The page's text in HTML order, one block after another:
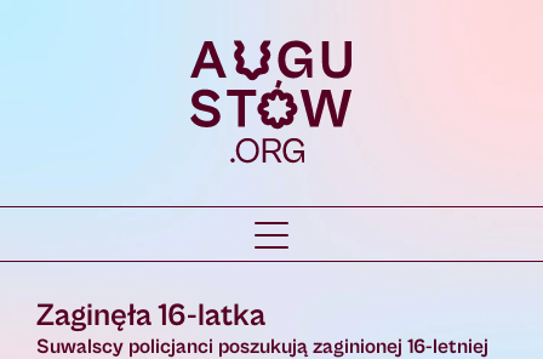
Zaginęła 16-latka
Suwalscy policjanci poszukują zaginionej 16-letniej